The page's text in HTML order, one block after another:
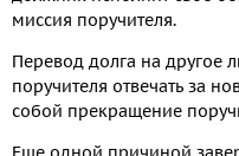
миссия поручителя.
Перевод долга на другое
поручителя отвечать за
собой прекращение